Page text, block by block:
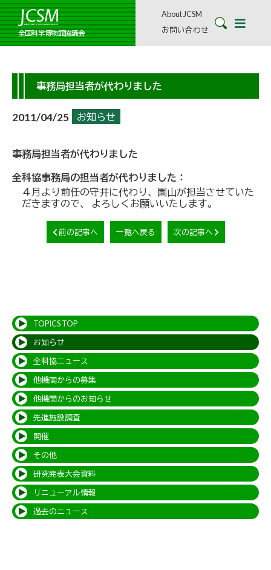
全国科学博物館協議会
About JCSM
お問い合わせ
事務局担当者が代わりました
2011/04/25 お知らせ
事務局担当者が代わりました
全科協事務局の担当者が代わりました：
４月より前任の守井に代わり、園山が担当させていた
だきますので、 よろしくお願いいたします。
前の記事へ 一覧へ戻る 次の記事へ
TOPICS TOP
お知らせ
全科協ニュース
他機関からの募集
他機関からのお知らせ
先進施設調査
開催
その他
研究発表大会資料
リニューアル情報
過去のニュース